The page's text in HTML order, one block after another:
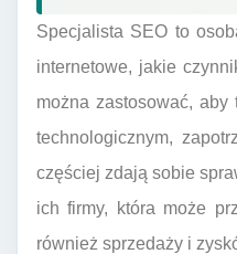
Specjalista SEO to
internetowe, jakie
można zastosować,
technologicznym,
częściej zdają sobie
ich firmy, która może
również sprzedaży i